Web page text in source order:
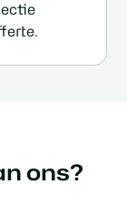
ons?